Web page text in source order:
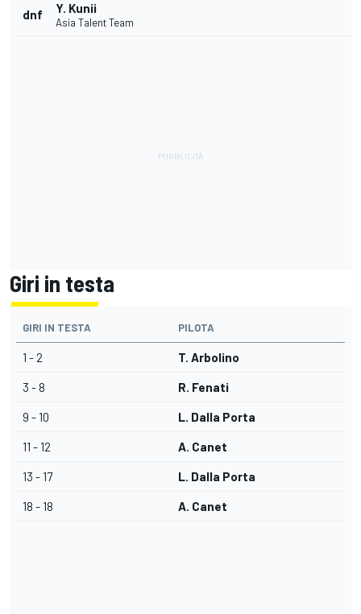
dnf Y. Kunii
Asia Talent Team
Giri in testa
GIRI IN TESTA PILOTA
1 - 2 T. Arbolino
3 - 8 R. Fenati
9 - 10 L. Dalla Porta
11 - 12 A. Canet
13 - 17 L. Dalla Porta
18 - 18 A. Canet